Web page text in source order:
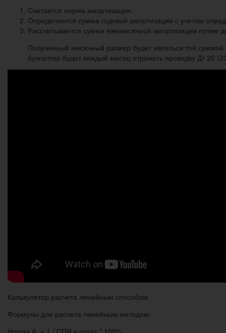
Считается норма амортизации.
Определяется сумма годовой амортизации с учетом
Рассчитывается сумма ежемесячной амортизации путем
Полученный месячный размер будет являться той
бухгалтер будет каждый месяц отражать проводку Дт 20
Калькулятор расчета линейным способом.
Формулы для расчета линейным методом:
Норма А. = 1 / СПИ в годах * 100%